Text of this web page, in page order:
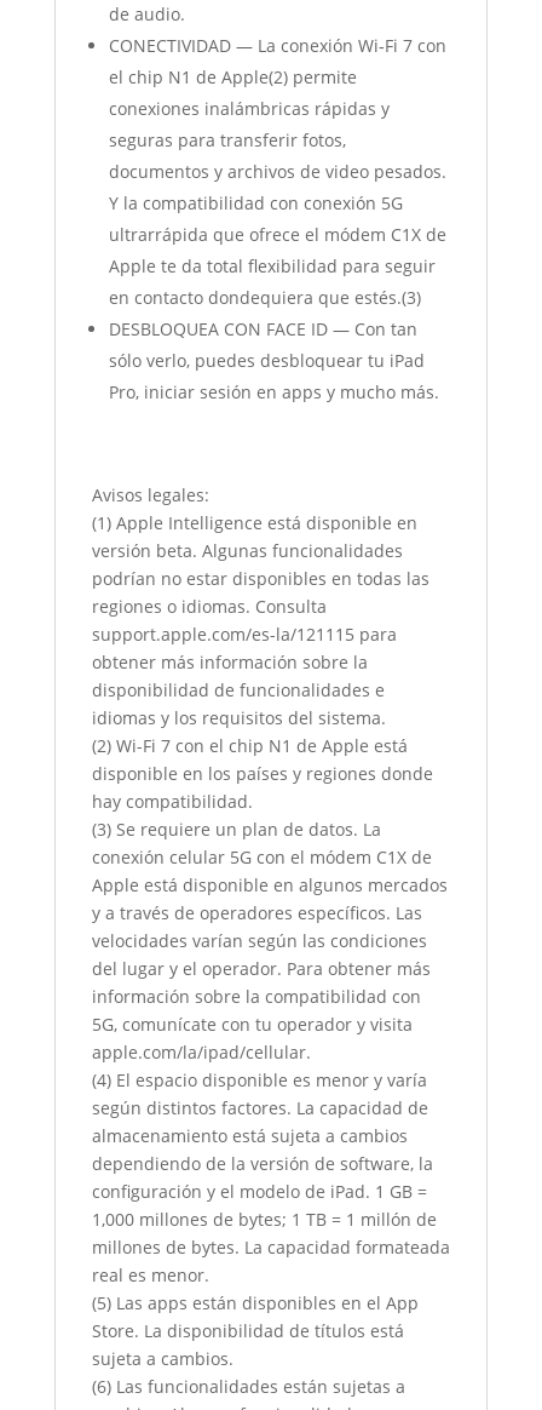
de audio.
CONECTIVIDAD — La conexión Wi‐Fi 7 con
el chip N1 de Apple(2) permite
conexiones inalámbricas rápidas y
seguras para transferir fotos,
documentos y archivos de video pesados.
Y la compatibilidad con conexión 5G
ultrarrápida que ofrece el módem C1X de
Apple te da total flexibilidad para seguir
en contacto dondequiera que estés.(3)
DESBLOQUEA CON FACE ID — Con tan
sólo verlo, puedes desbloquear tu iPad
Pro, iniciar sesión en apps y mucho más.
Avisos legales:
(1) Apple Intelligence está disponible en
versión beta. Algunas funcionalidades
podrían no estar disponibles en todas las
regiones o idiomas. Consulta
support.apple.com/es-la/121115 para
obtener más información sobre la
disponibilidad de funcionalidades e
idiomas y los requisitos del sistema.
(2) Wi-Fi 7 con el chip N1 de Apple está
disponible en los países y regiones donde
hay compatibilidad.
(3) Se requiere un plan de datos. La
conexión celular 5G con el módem C1X de
Apple está disponible en algunos mercados
y a través de operadores específicos. Las
velocidades varían según las condiciones
del lugar y el operador. Para obtener más
información sobre la compatibilidad con
5G, comunícate con tu operador y visita
apple.com/la/ipad/cellular.
(4) El espacio disponible es menor y varía
según distintos factores. La capacidad de
almacenamiento está sujeta a cambios
dependiendo de la versión de software, la
configuración y el modelo de iPad. 1 GB =
1,000 millones de bytes; 1 TB = 1 millón de
millones de bytes. La capacidad formateada
real es menor.
(5) Las apps están disponibles en el App
Store. La disponibilidad de títulos está
sujeta a cambios.
(6) Las funcionalidades están sujetas a